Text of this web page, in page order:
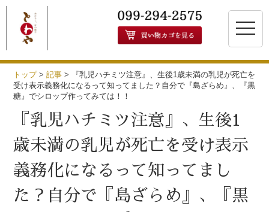
toggle
トップ>記事 >
『乳児ハチミツ注意』、生後1歳未満の乳児が死亡を
受け表示義務化になるって知ってました？自分で『島ざらめ』、『黒
糖』でシロップ作ってみては！！
『乳児ハチミツ注意』、生後1
歳未満の乳児が死亡を受け表示
義務化になるって知ってまし
た？自分で『島ざらめ』、『黒